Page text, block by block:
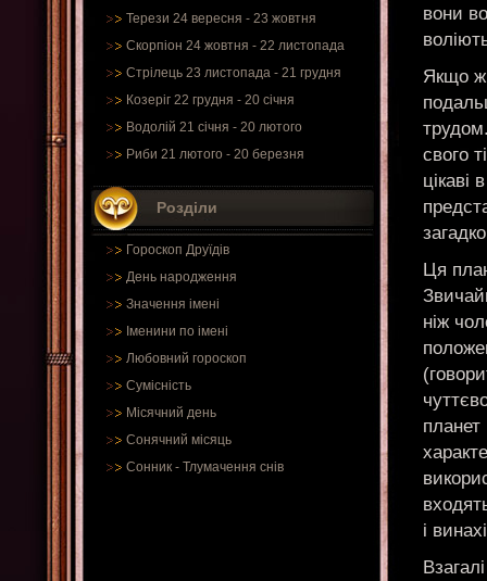
Терези 24 вересня - 23 жовтня
Скорпіон 24 жовтня - 22 листопада
Стрілець 23 листопада - 21 грудня
Козеріг 22 грудня - 20 січня
Водолій 21 січня - 20 лютого
Риби 21 лютого - 20 березня
Розділи
Гороскоп Друїдів
День народження
Значення імені
Іменини по імені
Любовний гороскоп
Сумісність
Місячний день
Сонячний місяць
Сонник - Тлумачення снів
вони
Якщо ж
свого
цікаві
Ця
ніж
планет
і